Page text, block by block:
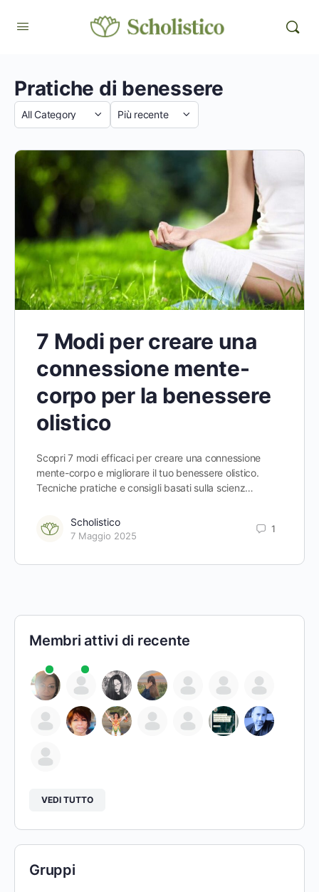
Pratiche di benessere
Categoria
Sort
7 Modi per creare una
connessione mente-
corpo per la benessere
olistico
Scopri 7 modi efficaci per creare una connessione
mente-corpo e migliorare il tuo benessere olistico.
Tecniche pratiche e consigli basati sulla scienz…
Scholistico
7 Maggio 2025
1
Membri attivi di recente
VEDI TUTTO
Gruppi